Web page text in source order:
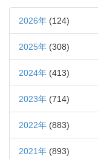
2026年 (124)
2025年 (308)
2024年 (413)
2023年 (714)
2022年 (883)
2021年 (893)